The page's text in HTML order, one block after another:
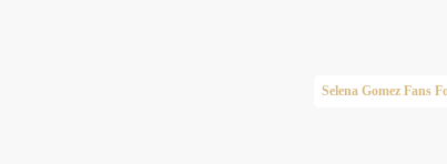
Selena Gomez Fans